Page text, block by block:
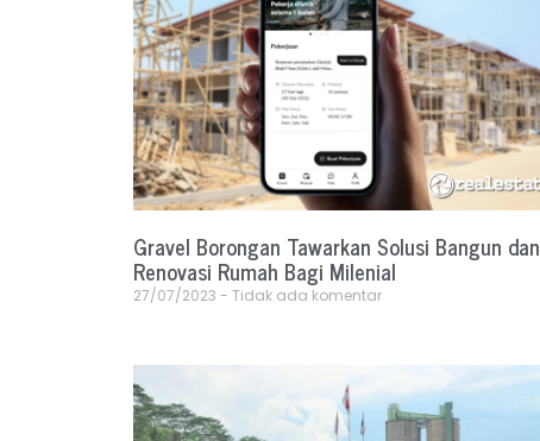
Gravel Borongan Tawarkan Solusi Bangun dan
Renovasi Rumah Bagi Milenial
27/07/2023 Tidak ada komentar